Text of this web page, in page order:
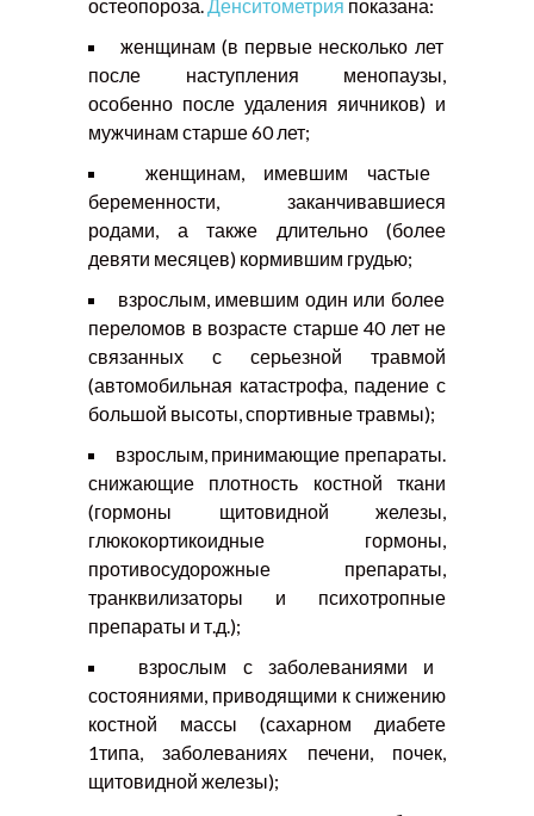
остеопороза.Денситометрия показана:
женщинам (в первые несколько лет
после наступления менопаузы,
особенно после удаления яичников) и
мужчинам старше 60 лет;
женщинам, имевшим частые
беременности, заканчивавшиеся
родами, а также длительно (более
девяти месяцев) кормившим грудью;
взрослым, имевшим один или более
переломов в возрасте старше 40 лет не
связанных с серьезной травмой
(автомобильная катастрофа, падение с
большой высоты, спортивные травмы);
взрослым, принимающие препараты.
снижающие плотность костной ткани
(гормоны щитовидной железы,
глюкокортикоидные гормоны,
противосудорожные препараты,
транквилизаторы и психотропные
препараты и т.д.);
взрослым с заболеваниями и
состояниями, приводящими к снижению
костной массы (сахарном диабете
1типа, заболеваниях печени, почек,
щитовидной железы);